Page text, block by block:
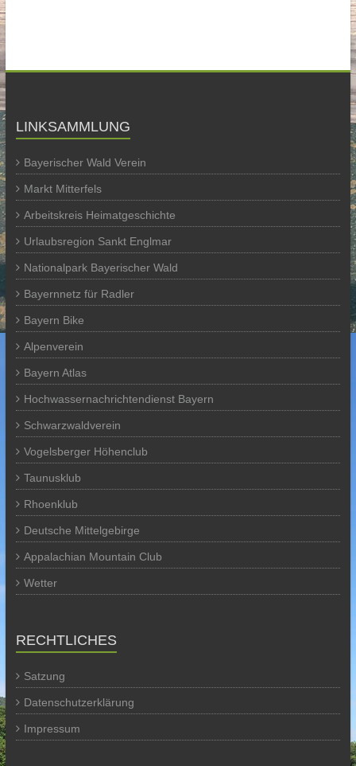
LINKSAMMLUNG
Bayerischer Wald Verein
Markt Mitterfels
Arbeitskreis Heimatgeschichte
Urlaubsregion Sankt Englmar
Nationalpark Bayerischer Wald
Bayernnetz für Radler
Bayern Bike
Alpenverein
Bayern Atlas
Hochwassernachrichtendienst Bayern
Schwarzwaldverein
Vogelsberger Höhenclub
Taunusklub
Rhoenklub
Deutsche Mittelgebirge
Appalachian Mountain Club
Wetter
RECHTLICHES
Satzung
Datenschutzerklärung
Impressum